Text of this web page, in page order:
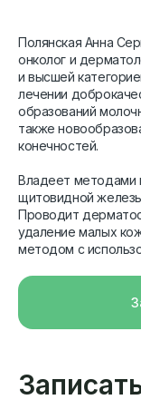
Полянская Анна
онколог и
и высшей
лечении
образований
также
конечностей.
Владеет методами
щитовидной
Проводит
удаление малых
методом с